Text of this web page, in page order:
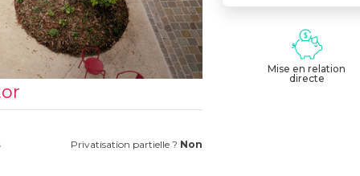
Privatisation partielle ? Non
Mise en relation
directe